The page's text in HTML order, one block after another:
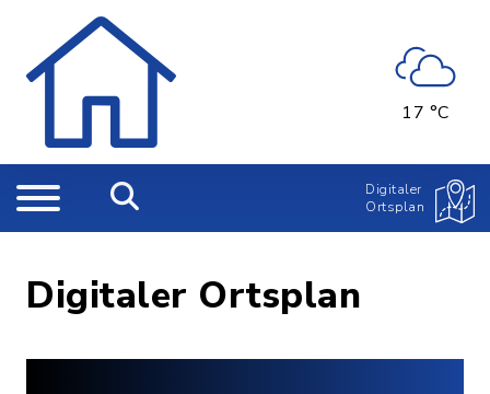
17 °C
Digitaler
Ortsplan
Digitaler Ortsplan